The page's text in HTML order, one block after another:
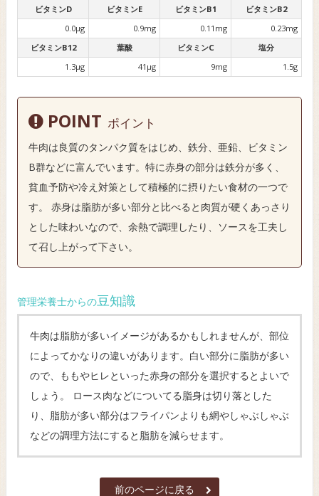
ビタミンD
ビタミンE ビタミンB1
ビタミンB2
0.0µg
0.9mg 0.11mg
0.23mg
ビタミンB12
葉酸 ビタミンC
塩分
1.3µg
41µg 9mg 1.5g
POINT ポイント
牛肉は良質のタンパク質をはじめ、鉄分、亜鉛、ビタミン
B群などに富んでいます。特に赤身の部分は鉄分が多く、
貧血予防や冷え対策として積極的に摂りたい食材の一つで
す。 赤身は脂肪が多い部分と比べると肉質が硬くあっさり
とした味わいなので、余熱で調理したり、ソースを工夫し
て召し上がって下さい。
管理栄養士からの豆知識
牛肉は脂肪が多いイメージがあるかもしれませんが、部位
によってかなりの違いがあります。白い部分に脂肪が多い
ので、ももやヒレといった赤身の部分を選択するとよいで
しょう。 ロース肉などについてる脂身は切り落とした
り、脂肪が多い部分はフライパンよりも網やしゃぶしゃぶ
などの調理方法にすると脂肪を減らせます。
前のページに戻る